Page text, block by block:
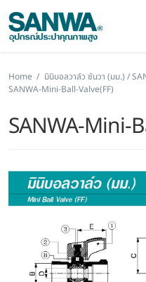
Home / มินิบอลวาล์ว ซันวา (มม.) /
SANWA-Mini-Ball-Valve(FF)
SANWA-Mini-